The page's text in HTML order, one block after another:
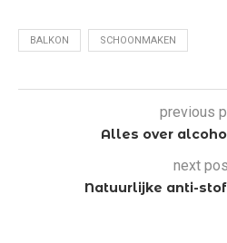
BALKON SCHOONMAKEN
previous
Alles over
next
Natuurlijke anti-